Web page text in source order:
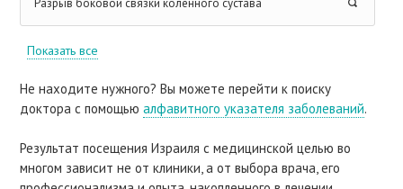
Разрыв боковой связки коленного сустава
Показать все
Не находите нужного? Вы можете перейти к поиску
доктора с помощьюалфавитного указателя заболеваний.
Результат посещения Израиля с медицинской целью во
многом зависит не от клиники, а от выбора врача, его